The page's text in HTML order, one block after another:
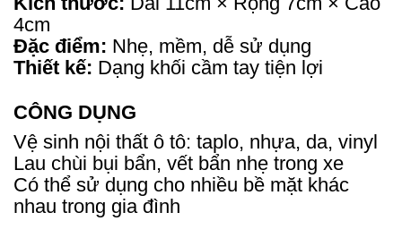
4cm
Đặc điểm: Nhẹ, mềm, dễ sử dụng
Thiết kế: Dạng khối cầm tay tiện lợi
CÔNG DỤNG
Vệ sinh nội thất ô tô: taplo, nhựa, da, vinyl
Lau chùi bụi bẩn, vết bẩn nhẹ trong xe
Có thể sử dụng cho nhiều bề mặt khác
nhau trong gia đình